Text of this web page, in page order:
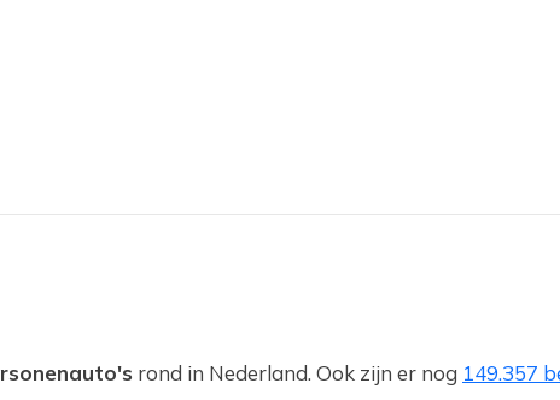
rond in Nederland. Ook zijn er nog 149.357